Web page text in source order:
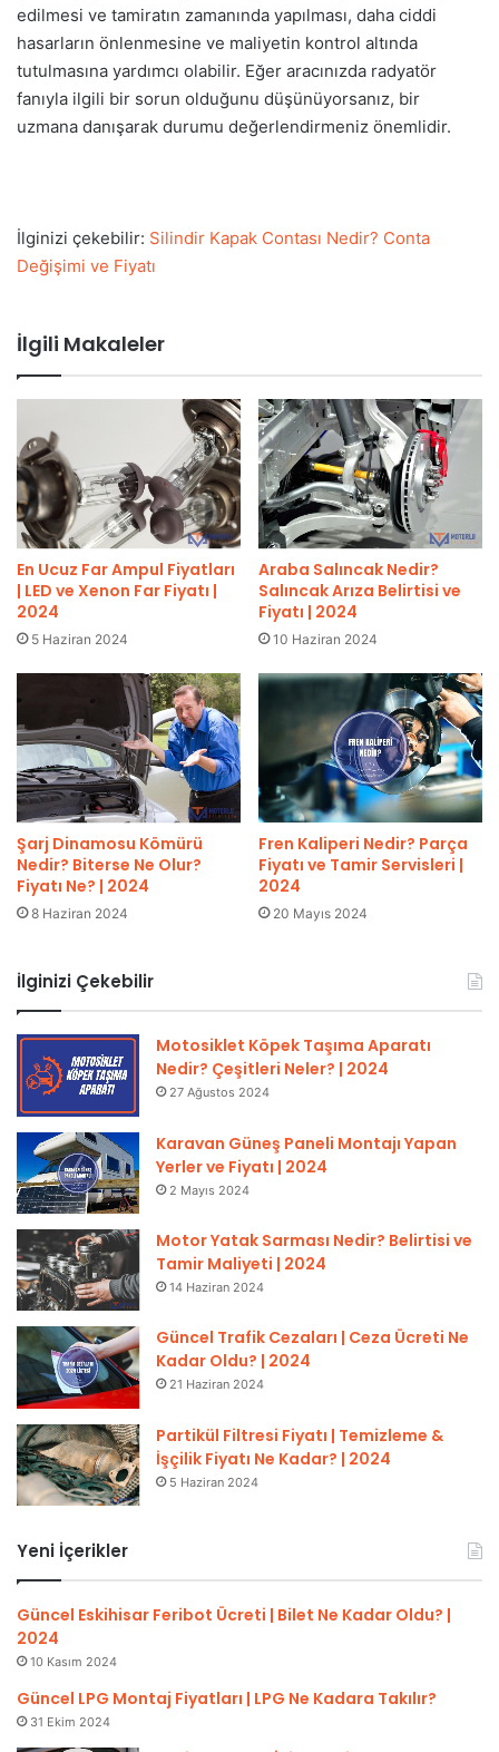
edilmesi ve tamiratın zamanında yapılması, daha ciddi
hasarların önlenmesine ve maliyetin kontrol altında
tutulmasına yardımcı olabilir. Eğer aracınızda radyatör
fanıyla ilgili bir sorun olduğunu düşünüyorsanız, bir
uzmana danışarak durumu değerlendirmeniz önemlidir.
İlginizi çekebilir: Silindir Kapak Contası Nedir? Conta
Değişimi ve Fiyatı
İlgili Makaleler
En Ucuz Far Ampul Fiyatları
| LED ve Xenon Far Fiyatı |
2024
5 Haziran 2024
Araba Salıncak Nedir?
Salıncak Arıza Belirtisi ve
Fiyatı | 2024
10 Haziran 2024
Şarj Dinamosu Kömürü
Nedir? Biterse Ne Olur?
Fiyatı Ne? | 2024
8 Haziran 2024
Fren Kaliperi Nedir? Parça
Fiyatı ve Tamir Servisleri |
2024
20 Mayıs 2024
İlginizi Çekebilir
Motosiklet Köpek Taşıma Aparatı
Nedir? Çeşitleri Neler? | 2024
27 Ağustos 2024
Karavan Güneş Paneli Montajı Yapan
Yerler ve Fiyatı | 2024
2 Mayıs 2024
Motor Yatak Sarması Nedir? Belirtisi ve
Tamir Maliyeti | 2024
14 Haziran 2024
Güncel Trafik Cezaları | Ceza Ücreti Ne
Kadar Oldu? | 2024
21 Haziran 2024
Partikül Filtresi Fiyatı | Temizleme &
İşçilik Fiyatı Ne Kadar? | 2024
5 Haziran 2024
Yeni İçerikler
Güncel Eskihisar Feribot Ücreti | Bilet Ne Kadar Oldu? |
2024
10 Kasım 2024
Güncel LPG Montaj Fiyatları | LPG Ne Kadara Takılır?
31 Ekim 2024